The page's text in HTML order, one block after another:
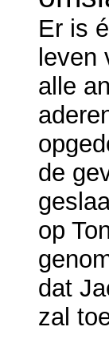
Er is
alle
de
op
dat
zal